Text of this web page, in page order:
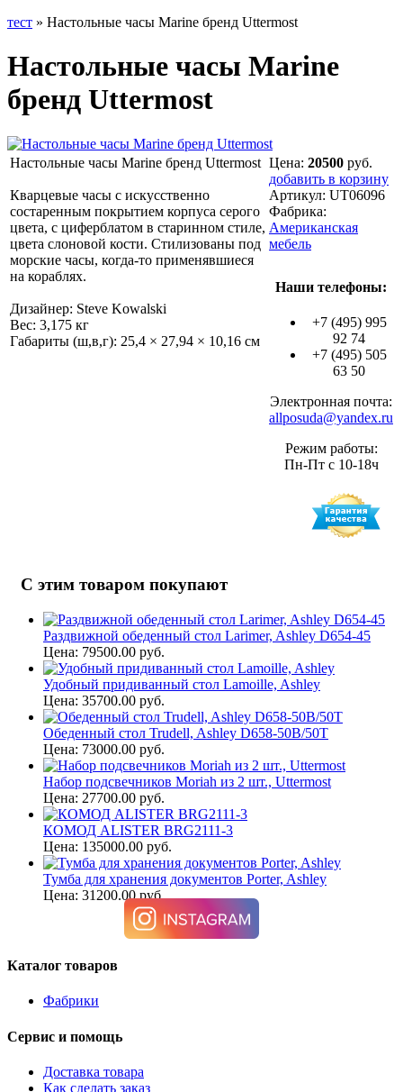
тест » Настольные часы Marine бренд Uttermost
Настольные часы Marine
бренд Uttermost
Настольные часы Marine бренд Uttermost
Кварцевые часы с искусственно
состаренным покрытием корпуса серого
цвета, с циферблатом в старинном стиле,
цвета слоновой кости. Стилизованы под
морские часы, когда-то применявшиеся
на кораблях.
Дизайнер: Steve Kowalski
Вес: 3,175 кг
Габариты (ш,в,г): 25,4 × 27,94 × 10,16 см
Цена: 20500 руб.
добавить в корзину
Артикул: UT06096
Фабрика:
Американская
мебель
Наши телефоны:
+7 (495) 995
92 74
+7 (495) 505
63 50
Электронная почта:
allposuda@yandex.ru
Режим работы:
Пн-Пт с 10-18ч
С этим товаром покупают
Раздвижной обеденный стол Larimer, Ashley D654-45
Цена: 79500.00 руб.
Удобный придиванный стол Lamoille, Ashley
Цена: 35700.00 руб.
Обеденный стол Trudell, Ashley D658-50B/50T
Цена: 73000.00 руб.
Набор подсвечников Moriah из 2 шт., Uttermost
Цена: 27700.00 руб.
КОМОД ALISTER BRG2111-3
Цена: 135000.00 руб.
Тумба для хранения документов Porter, Ashley
Цена: 31200.00 руб.
Каталог товаров
Фабрики
Сервис и помощь
Доставка товара
Как сделать заказ